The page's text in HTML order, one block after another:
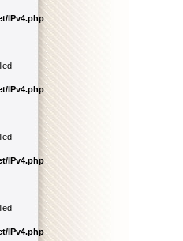
IPv4.php
IPv4.php
IPv4.php
IPv4.php